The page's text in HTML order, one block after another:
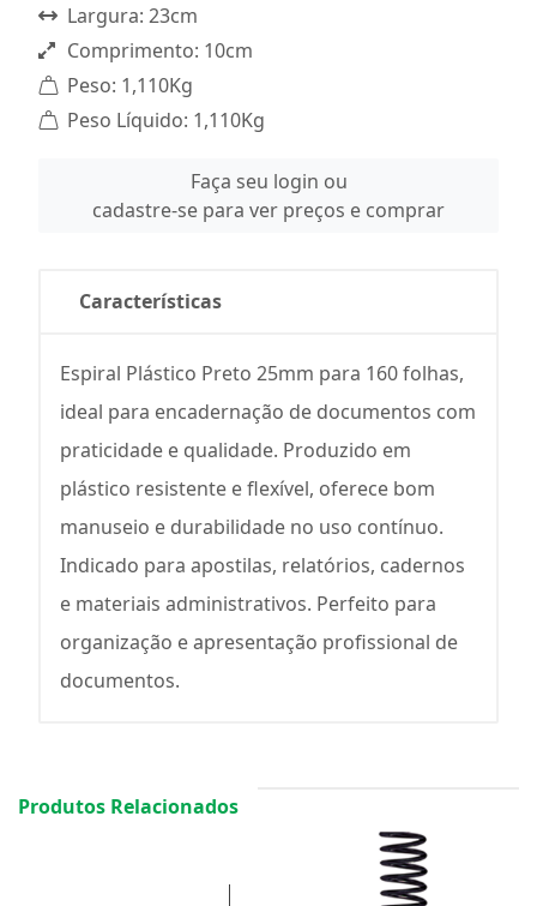
Largura: 23cm
Comprimento: 10cm
Peso: 1,110Kg
Peso Líquido: 1,110Kg
Faça seu login ou
cadastre-se para ver preços e comprar
Características
Espiral Plástico Preto 25mm para 160 folhas,
ideal para encadernação de documentos com
praticidade e qualidade. Produzido em
plástico resistente e flexível, oferece bom
manuseio e durabilidade no uso contínuo.
Indicado para apostilas, relatórios, cadernos
e materiais administrativos. Perfeito para
organização e apresentação profissional de
documentos.
Produtos Relacionados